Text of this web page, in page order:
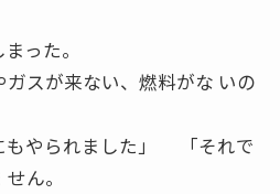
った。
スが来ない、燃料がな いの
もやられました」 「それで
ん。